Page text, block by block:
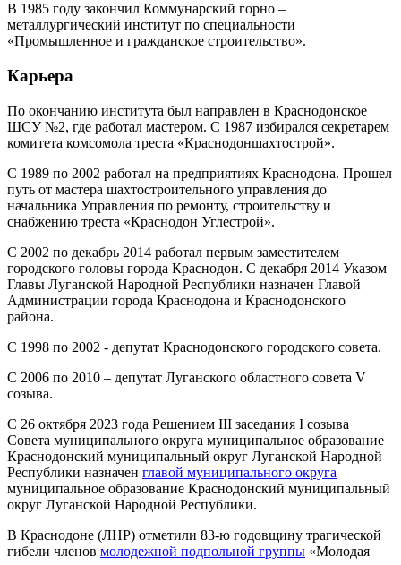
В 1985 году закончил Коммунарский горно –
металлургический институт по специальности
«Промышленное и гражданское строительство».
Карьера
По окончанию института был направлен в Краснодонское
ШСУ №2, где работал мастером. С 1987 избирался секретарем
комитета комсомола треста «Краснодоншахтострой».
С 1989 по 2002 работал на предприятиях Краснодона. Прошел
путь от мастера шахтостроительного управления до
начальника Управления по ремонту, строительству и
снабжению треста «Краснодон Углестрой».
С 2002 по декабрь 2014 работал первым заместителем
городского головы города Краснодон. С декабря 2014 Указом
Главы Луганской Народной Республики назначен Главой
Администрации города Краснодона и Краснодонского
района.
С 1998 по 2002 - депутат Краснодонского городского совета.
С 2006 по 2010 – депутат Луганского областного совета V
cозыва.
С 26 октября 2023 года Решением III заседания I созыва
Совета муниципального округа муниципальное образование
Краснодонский муниципальный округ Луганской Народной
Республики назначен главой муниципального округа
муниципальное образование Краснодонский муниципальный
округ Луганской Народной Республики.
В Краснодоне (ЛНР) отметили 83-ю годовщину трагической
гибели членов молодежной подпольной группы «Молодая